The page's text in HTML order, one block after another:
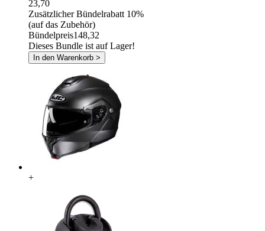
23,70
Zusätzlicher Bündelrabatt 10%
(auf das Zubehör)
Bündelpreis148,32
Dieses Bundle ist auf Lager!
In den Warenkorb >
+